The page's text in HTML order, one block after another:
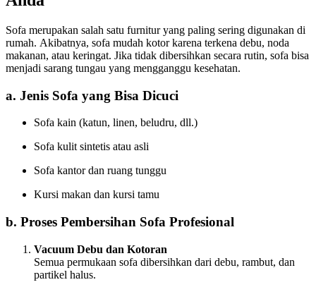
Sofa merupakan salah satu furnitur yang paling sering digunakan di
rumah. Akibatnya, sofa mudah kotor karena terkena debu, noda
makanan, atau keringat. Jika tidak dibersihkan secara rutin, sofa bisa
menjadi sarang tungau yang mengganggu kesehatan.
a. Jenis Sofa yang Bisa Dicuci
Sofa kain (katun, linen, beludru, dll.)
Sofa kulit sintetis atau asli
Sofa kantor dan ruang tunggu
Kursi makan dan kursi tamu
b. Proses Pembersihan Sofa Profesional
Vacuum Debu dan Kotoran
Semua permukaan sofa dibersihkan dari debu, rambut, dan
partikel halus.